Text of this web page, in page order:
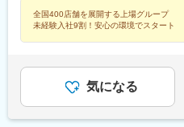
石駅、伊予和気駅、土居田駅
駅、苅田駅、下曽根駅、南小
駅、宇佐駅、上岡駅、宮崎
駅、宮ケ浜駅、真幸駅、伊
幌市営)、北朝霞駅、鎌ケ谷
駅(東京都)、代官山駅、押上
県、佐賀県、長崎県、熊本県
煙対策：屋内禁煙
県)、東川口駅、川口駅、浦
駅、鷲宮駅、栗橋駅、加須駅
駅、中目黒駅、西葛西駅、
駅、とうきょうスカイツリ
(東京都)、本郷三丁目駅、落
駅、成城学園前駅、経堂駅
全国400店舗を展開する上場グループ
未経験入社9割！安心の環境でスタート
気になる